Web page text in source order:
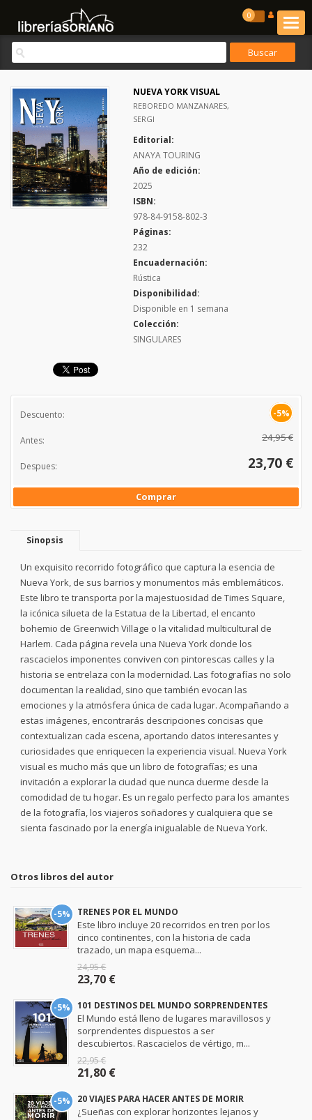
0
NUEVA YORK VISUAL
REBOREDO MANZANARES,
SERGI
Editorial:
ANAYA TOURING
Año de edición:
2025
ISBN:
978-84-9158-802-3
Páginas:
232
Encuadernación:
Rústica
Disponibilidad:
Disponible en 1 semana
Colección:
SINGULARES
Descuento: -5%
Antes: 24,95 €
Despues: 23,70 €
Comprar
Sinopsis
Un exquisito recorrido fotográfico que captura la esencia de
Nueva York, de sus barrios y monumentos más emblemáticos.
Este libro te transporta por la majestuosidad de Times Square,
la icónica silueta de la Estatua de la Libertad, el encanto
bohemio de Greenwich Village o la vitalidad multicultural de
Harlem. Cada página revela una Nueva York donde los
rascacielos imponentes conviven con pintorescas calles y la
historia se entrelaza con la modernidad. Las fotografías no solo
documentan la realidad, sino que también evocan las
emociones y la atmósfera única de cada lugar. Acompañando a
estas imágenes, encontrarás descripciones concisas que
contextualizan cada escena, aportando datos interesantes y
curiosidades que enriquecen la experiencia visual. Nueva York
visual es mucho más que un libro de fotografías; es una
invitación a explorar la ciudad que nunca duerme desde la
comodidad de tu hogar. Es un regalo perfecto para los amantes
de la fotografía, los viajeros soñadores y cualquiera que se
sienta fascinado por la energía inigualable de Nueva York.
Otros libros del autor
-5% TRENES POR EL MUNDO
Este libro incluye 20 recorridos en tren por los
cinco continentes, con la historia de cada
trazado, un mapa esquema...
24,95 €
23,70 €
-5% 101 DESTINOS DEL MUNDO SORPRENDENTES
El Mundo está lleno de lugares maravillosos y
sorprendentes dispuestos a ser
descubiertos. Rascacielos de vértigo, m...
22,95 €
21,80 €
-5% 20 VIAJES PARA HACER ANTES DE MORIR
¿Sueñas con explorar horizontes lejanos y